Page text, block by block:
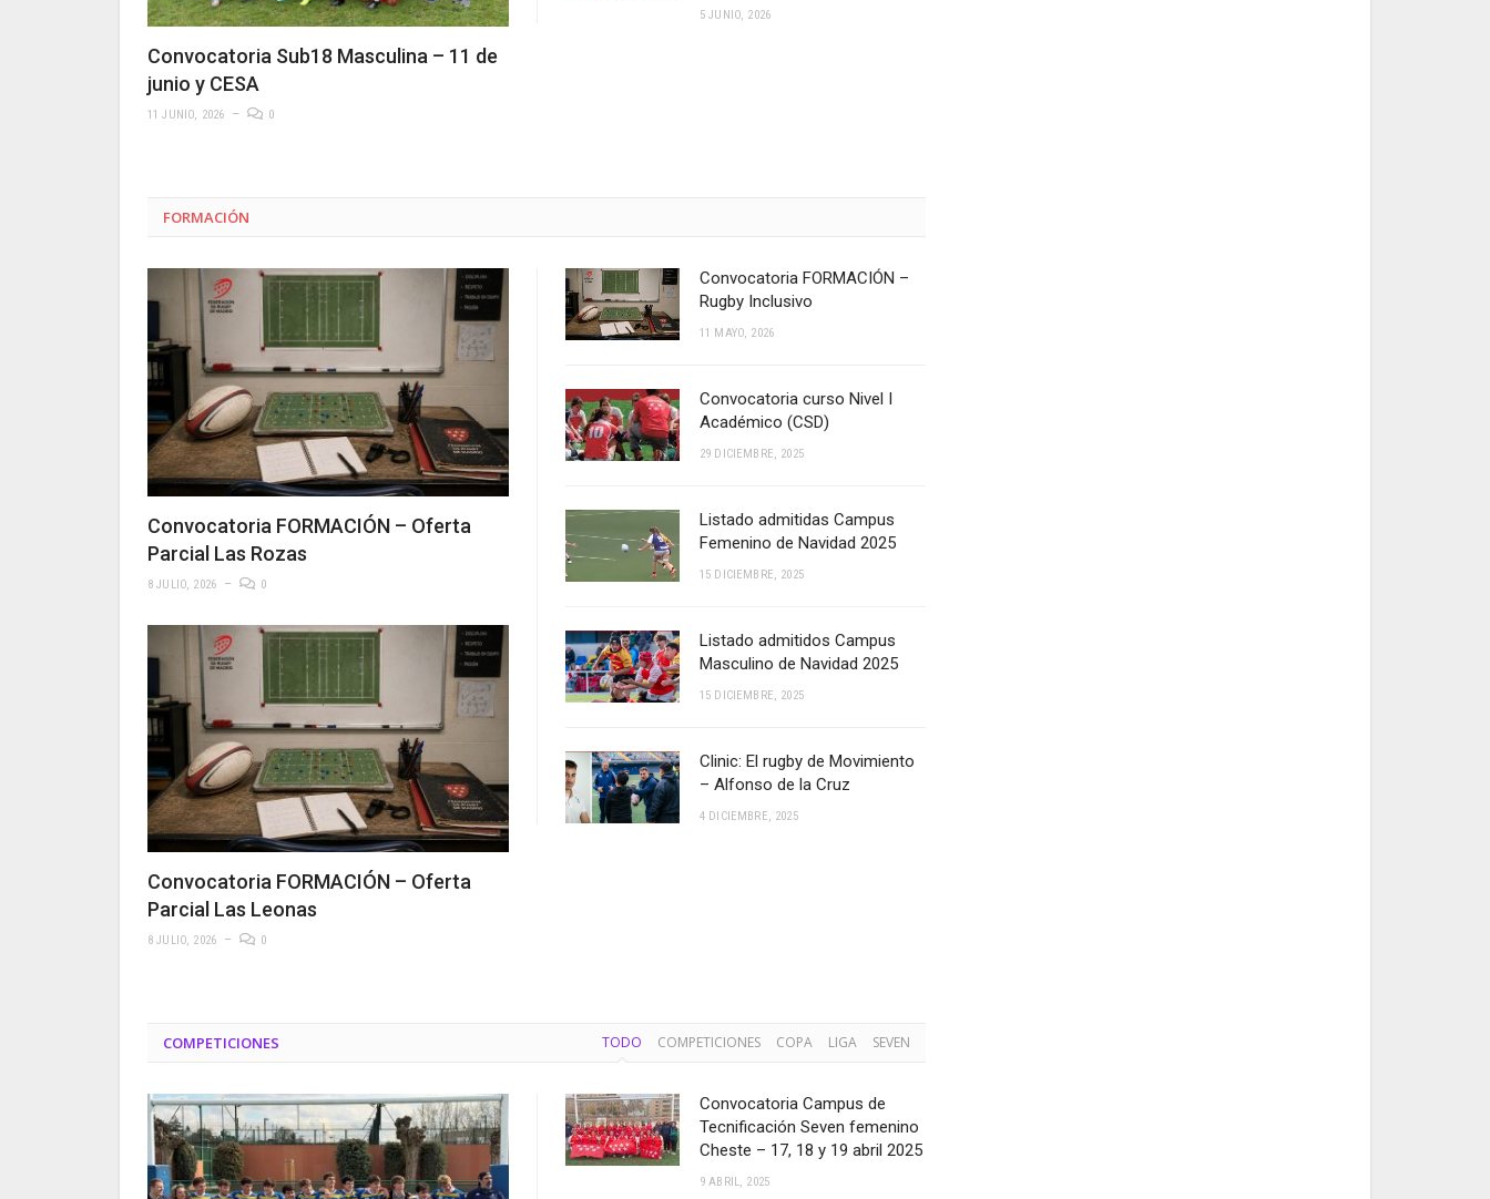
Convocatoria Sub18 Masculina – 11 de
junio y CESA
11 JUNIO, 2026 0
5 JUNIO, 2026
FORMACIÓN
Convocatoria FORMACIÓN – Oferta
Parcial Las Rozas
8 JULIO, 2026 0
Convocatoria FORMACIÓN – Oferta
Parcial Las Leonas
8 JULIO, 2026 0
Convocatoria FORMACIÓN –
Rugby Inclusivo
11 MAYO, 2026
Convocatoria curso Nivel I
Académico (CSD)
29 DICIEMBRE, 2025
Listado admitidas Campus
Femenino de Navidad 2025
15 DICIEMBRE, 2025
Listado admitidos Campus
Masculino de Navidad 2025
15 DICIEMBRE, 2025
Clinic: El rugby de Movimiento
– Alfonso de la Cruz
4 DICIEMBRE, 2025
COMPETICIONES TODO COMPETICIONES COPA LIGA SEVEN
Convocatoria Campus de
Tecnificación Seven femenino
Cheste – 17, 18 y 19 abril 2025
9 ABRIL, 2025